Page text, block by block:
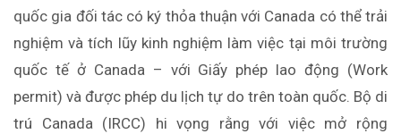
quốc gia đối tác có ký thỏa thuận với Canada có thể trải
nghiệm và tích lũy kinh nghiệm làm việc tại môi trường
quốc tế ở Canada – với Giấy phép lao động (Work
permit) và được phép du lịch tự do trên toàn quốc. Bộ di
trú Canada (IRCC) hi vọng rằng với việc mở rộng